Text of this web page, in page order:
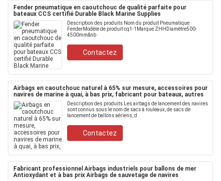
Fender pneumatique en caoutchouc de qualité parfaite pour
bateaux CCS certifié Durable Black Marine Supplies
Description des produits Nom du produit Pneumatique
FenderModèle de produit cq1-1Marque ZHHDiamètre500-
4500mm&nb
Contactez
Airbags en caoutchouc naturel à 65% sur mesure, accessoires pour
navires de marine à quai, à bas prix, fabricant pour bateaux, autres
Description des produits Les airbags de lancement des navires
sont connus sous le nom de sacs à rouleaux, de sacs de
lancement de ballons aériens, d
Contactez
Fabricant professionnel Airbags industriels pour ballons de mer
Antioxydant et à bas prix Airbags de sauvetage de navires